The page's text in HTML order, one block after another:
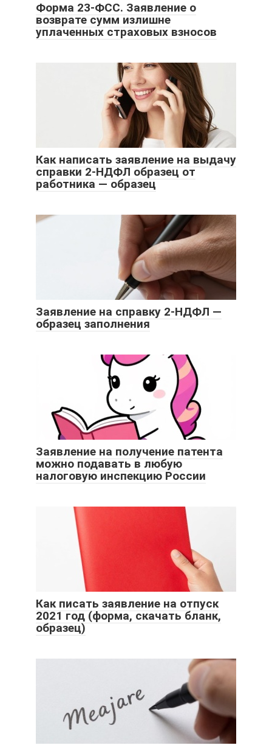
Форма 23-ФСС. Заявление о
возврате сумм излишне
уплаченных страховых взносов
Как написать заявление на выдачу
справки 2-НДФЛ образец от
работника — образец
Заявление на справку 2-НДФЛ —
образец заполнения
Заявление на получение патента
можно подавать в любую
налоговую инспекцию России
Как писать заявление на отпуск
2021 год (форма, скачать бланк,
образец)